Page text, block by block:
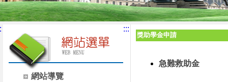
網站導覽
:::
獎助學金申請
急難救助金